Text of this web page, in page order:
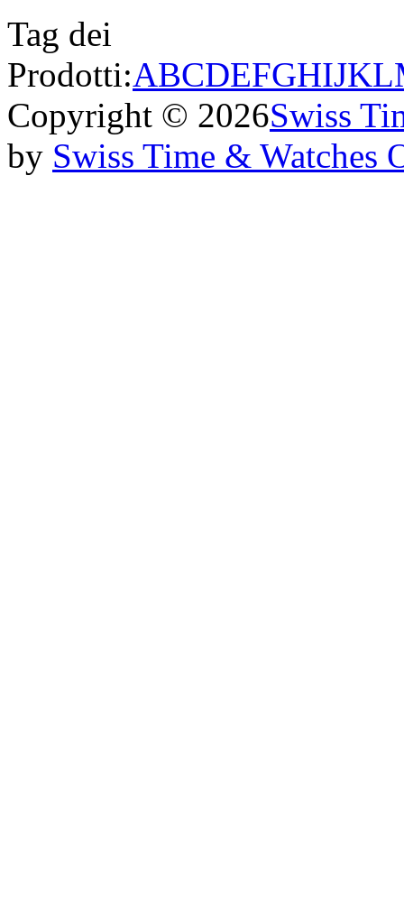
Tag dei
Prodotti:ABCDEFGHIJKL
Copyright © 2026Swiss
by Swiss Time & Watches